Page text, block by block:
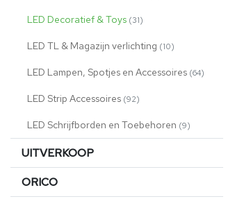
LED Decoratief & Toys (31)
LED TL & Magazijn verlichting (10)
LED Lampen, Spotjes en Accessoires (64)
LED Strip Accessoires (92)
LED Schrijfborden en Toebehoren (9)
UITVERKOOP
ORICO